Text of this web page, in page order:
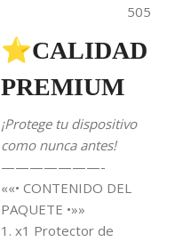
505
⭐CALIDAD
PREMIUM
¡Protege tu dispositivo
como nunca antes!
———————-
««• CONTENIDO DEL
PAQUETE •»»
1. x1 Protector de